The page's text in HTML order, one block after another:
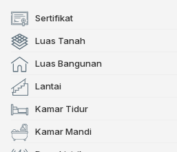
Sertifikat
Luas Tanah
Luas Bangunan
Lantai
Kamar Tidur
Kamar Mandi